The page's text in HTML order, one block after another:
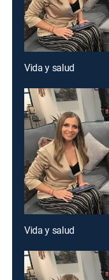
Vida y salud
Vida y salud